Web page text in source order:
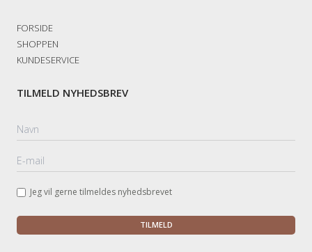
FORSIDE
SHOPPEN
KUNDESERVICE
TILMELD NYHEDSBREV
Jeg vil gerne tilmeldes nyhedsbrevet
TILMELD